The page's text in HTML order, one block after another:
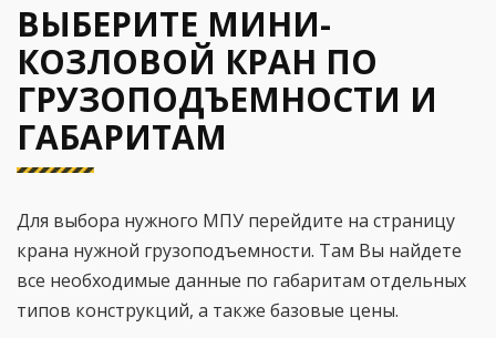
ВЫБЕРИТЕ МИНИ-
КОЗЛОВОЙ КРАН ПО
ГРУЗОПОДЪЕМНОСТИ И
ГАБАРИТАМ
Для выбора нужного МПУ перейдите на страницу
крана нужной грузоподъемности. Там Вы найдете
все необходимые данные по габаритам отдельных
типов конструкций, а также базовые цены.